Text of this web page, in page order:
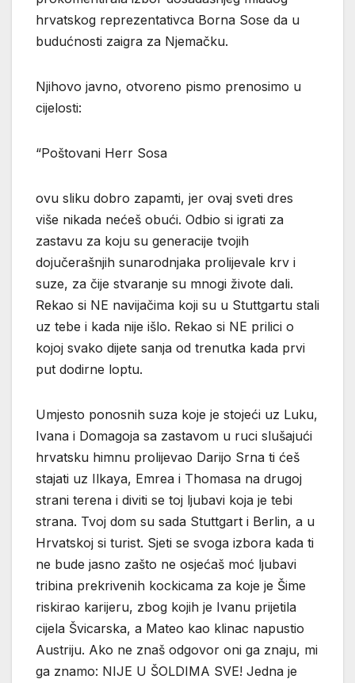
hrvatskog reprezentativca Borna Sose da u
budućnosti zaigra za Njemačku.
Njihovo javno, otvoreno pismo prenosimo u
cijelosti:
“Poštovani Herr Sosa
ovu sliku dobro zapamti, jer ovaj sveti dres
više nikada nećeš obući. Odbio si igrati za
zastavu za koju su generacije tvojih
dojučerašnjih sunarodnjaka prolijevale krv i
suze, za čije stvaranje su mnogi živote dali.
Rekao si NE navijačima koji su u Stuttgartu stali
uz tebe i kada nije išlo. Rekao si NE prilici o
kojoj svako dijete sanja od trenutka kada prvi
put dodirne loptu.
Umjesto ponosnih suza koje je stojeći uz Luku,
Ivana i Domagoja sa zastavom u ruci slušajući
hrvatsku himnu prolijevao Darijo Srna ti ćeš
stajati uz Ilkaya, Emrea i Thomasa na drugoj
strani terena i diviti se toj ljubavi koja je tebi
strana. Tvoj dom su sada Stuttgart i Berlin, a u
Hrvatskoj si turist. Sjeti se svoga izbora kada ti
ne bude jasno zašto ne osjećaš moć ljubavi
tribina prekrivenih kockicama za koje je Šime
riskirao karijeru, zbog kojih je Ivanu prijetila
cijela Švicarska, a Mateo kao klinac napustio
Austriju. Ako ne znaš odgovor oni ga znaju, mi
ga znamo: NIJE U ŠOLDIMA SVE! Jedna je